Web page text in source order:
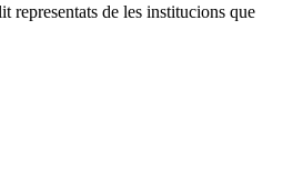
de les institucions que